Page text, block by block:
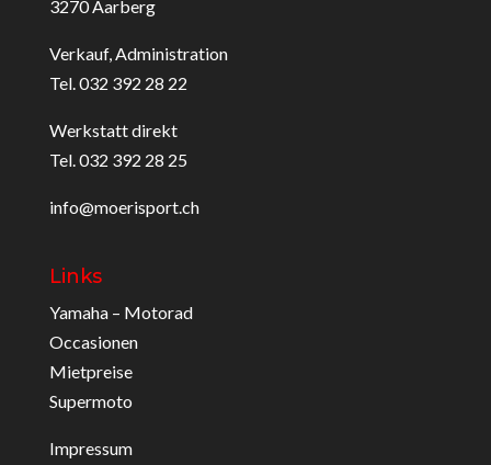
3270 Aarberg
Verkauf, Administration
Tel. 032 392 28 22
Werkstatt direkt
Tel. 032 392 28 25
info@moerisport.ch
Links
Yamaha – Motorad
Occasionen
Mietpreise
Supermoto
Impressum